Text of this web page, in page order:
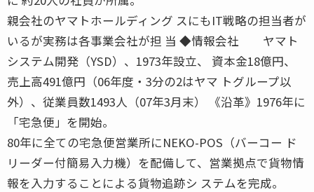
親会社のヤマトホールディング スにもIT戦略の担当者が
いるが実務は各事業会社が担 当 ◆情報会社 ヤマト
システム開発（YSD）、1973年設立、 資本金18億円、
売上高491億円（06年度・3分の2はヤマ トグループ以
外）、従業員数1493人（07年3月末） 《沿革》1976年に
「宅急便」を開始。
80年に全ての宅急便営業所にNEKO-POS（バーコー ド
リーダー付簡易入力機）を配備して、営業拠点で貨物情
報を入力することによる貨物追跡シ ステムを完成。